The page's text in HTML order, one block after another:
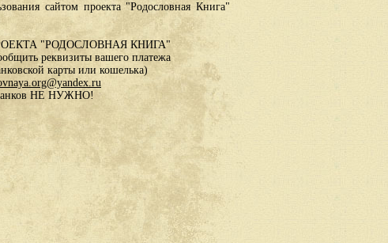
сайтом проекта "Родословная Книга"
"РОДОСЛОВНАЯ КНИГА"
реквизиты вашего платежа
карты или кошелька)
банков НЕ НУЖНО!